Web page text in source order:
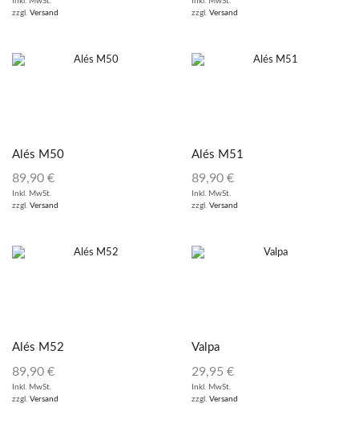
zzgl. Versand
zzgl. Versand
Alés M50
89,90 €
Inkl. MwSt.
zzgl. Versand
Alés M51
89,90 €
Inkl. MwSt.
zzgl. Versand
Alés M52
89,90 €
Inkl. MwSt.
zzgl. Versand
Valpa
29,95 €
Inkl. MwSt.
zzgl. Versand